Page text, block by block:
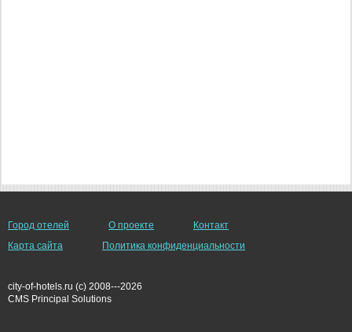
Город отелей О проекте
Контакт
Карта сайта
Политика конфиденциальности
city-of-hotels.ru (c) 2008---2026
СMS Principal Solutions